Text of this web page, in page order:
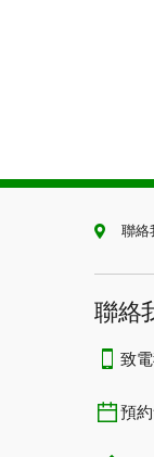
聯絡
聯絡
致
預